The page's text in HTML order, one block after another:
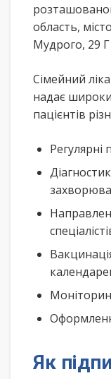
область,
Мудрого, 29
Сімейний
надає
пацієнтів
Регулярні
Як